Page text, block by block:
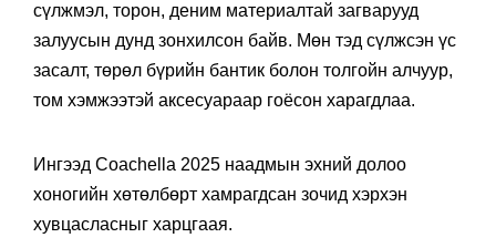
сүлжмэл, торон, деним материалтай загварууд
залуусын дунд зонхилсон байв. Мөн тэд сүлжсэн үс
засалт, төрөл бүрийн бантик болон толгойн алчуур,
том хэмжээтэй аксесуараар гоёсон харагдлаа.
Ингээд Coachella 2025 наадмын эхний долоо
хоногийн хөтөлбөрт хамрагдсан зочид хэрхэн
хувцасласныг харцгаая.